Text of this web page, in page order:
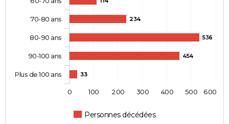
234
536
454
33
Personnes décédées
70-80 ans
80-90 ans
90-100 ans
Plus de 100 ans
0 100 200 300 400 500 600